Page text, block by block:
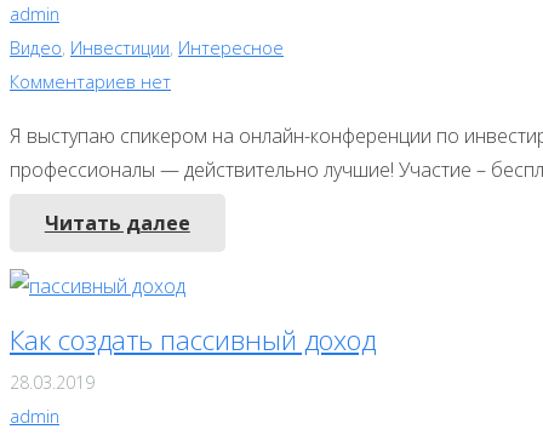
admin
Видео, Инвестиции, Интересное
Комментариев нет
Я выступаю спикером на онлайн-конференции по
профессионалы — действительно лучшие! Участие –
Читать далее
Как создать пассивный доход
28.03.2019
admin